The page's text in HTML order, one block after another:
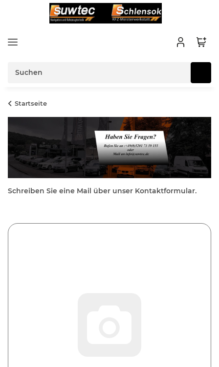
Startseite
Schreiben Sie eine Mail über unser Kontaktformular.